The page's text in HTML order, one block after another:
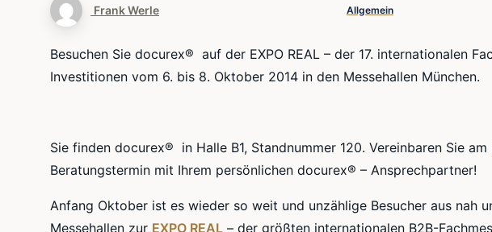
Frank Werle Allgemein
Besuchen Sie docurex® auf der EXPO REAL – der 17. internationalen
Investitionen vom 6. bis 8. Oktober 2014 in den Messehallen München.
Sie finden docurex® in Halle B1, Standnummer 120. Vereinbaren Sie
Beratungstermin mit Ihrem persönlichen docurex® – Ansprechpartner!
Anfang Oktober ist es wieder so weit und unzählige Besucher aus nah
Messehallen zur EXPO REAL – der größten internationalen B2B-